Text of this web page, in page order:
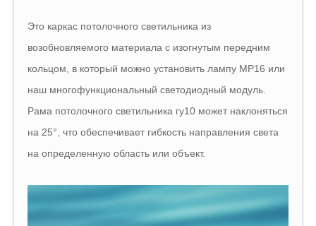
Это каркас потолочного светильника из
возобновляемого материала с изогнутым передним
кольцом, в который можно установить лампу МР16 или
наш многофункциональный светодиодный модуль.
Рама потолочного светильника гу10 может наклоняться
на 25°, что обеспечивает гибкость направления света
на определенную область или объект.